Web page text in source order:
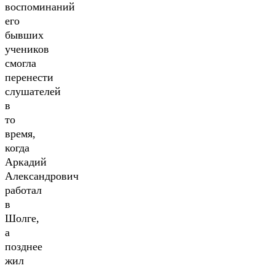
воспоминаний
его
бывших
учеников
смогла
перенести
слушателей
в
то
время,
когда
Аркадий
Александрович
работал
в
Шолге,
а
позднее
жил